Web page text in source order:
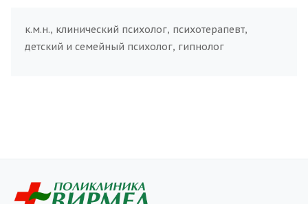
к.м.н., клинический психолог, психотерапевт,
детский и семейный психолог, гипнолог